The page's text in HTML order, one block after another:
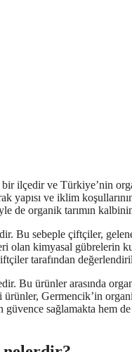
ilçedir ve Türkiye’nin
yapısı ve iklim
de organik tarımın
Bu sebeple çiftçiler,
kimyasal gübrelerin
tarafından
Bu ürünler arasında
Germencik’in
sağlamakta hem